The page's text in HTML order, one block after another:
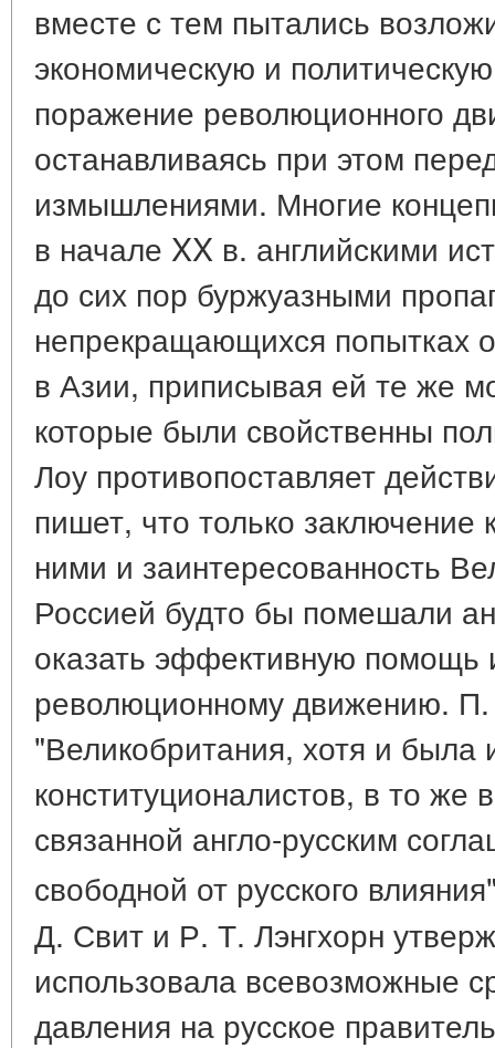
вместе с тем пытались
экономическую и
поражение революционного
останавливаясь при этом
измышлениями. Многие
в начале XX в. английскими
до сих пор буржуазными
непрекращающихся попытках
в Азии, приписывая ей те же
которые были свойственны
Лоу противопоставляет
пишет, что только
ними и заинтересованность
Россией будто бы помешали
оказать эффективную помощь
революционному движению. П.
"Великобритания, хотя и была
конституционалистов, в то
связанной англо-русским
свободной от русского
Д. Свит и Р. Т. Лэнгхорн
использовала всевозможные
давления на русское